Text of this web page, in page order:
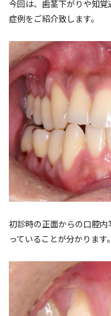
今回は、歯茎下がりや知
症例をご紹介致します。
初診時の正面からの口腔
っていることが分かります。